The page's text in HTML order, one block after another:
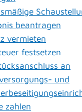
beantragen
vermieten
festsetzen
an
und
zahlen